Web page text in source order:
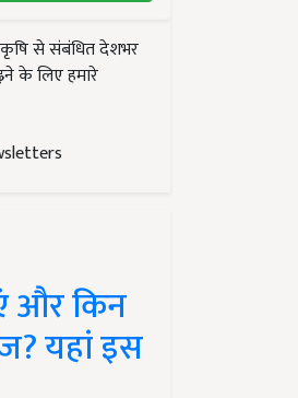
से संबंधित देशभर
के लिए हमारे
और किन
यहां इस